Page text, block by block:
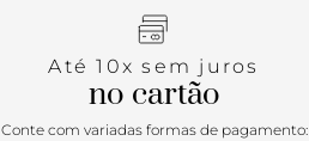
Até 10x sem juros
no cartão
Conte com variadas formas de pagamento: